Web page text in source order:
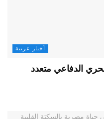
متعدد